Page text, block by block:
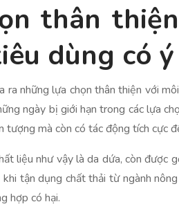
thân
dùng có
ra những lựa chọn thân thiện với
ngày bị giới hạn trong các lựa
tượng mà còn có tác động tích cực
liệu như vậy là da dứa, còn được
tận dụng chất thải từ ngành
hợp có hại.